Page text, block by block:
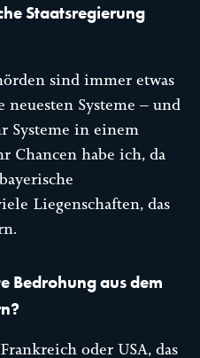
Staatsregierung
sind immer etwas
Systeme – und
Systeme in einem
Chancen habe ich, da
Liegenschaften, das
Bedrohung aus dem
oder USA, das